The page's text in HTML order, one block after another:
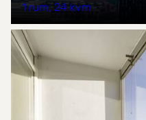
1 rum 24 kvm